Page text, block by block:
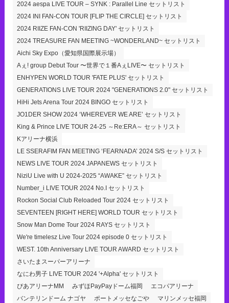
2024 aespa LIVE TOUR – SYNK : Parallel Line セットリスト
2024 INI FAN-CON TOUR [FLIP THE CIRCLE] セットリスト
2024 RIIZE FAN-CON 'RIIZING DAY' セットリスト
2024 TREASURE FAN MEETING ~WONDERLAND~ セットリスト
Aichi Sky Expo（愛知県国際展示場）
Aぇ! group Debut Tour 〜世界で１番AぇLIVE〜 セットリスト
ENHYPEN WORLD TOUR 'FATE PLUS' セットリスト
GENERATIONS LIVE TOUR 2024 "GENERATIONS 2.0" セットリスト
HiHi Jets Arena Tour 2024 BINGO セットリスト
JO1DER SHOW 2024 ‘WHEREVER WE ARE’ セットリスト
King & Prince LIVE TOUR 24-25 ～Re:ERA～ セットリスト
Kアリーナ横浜
LE SSERAFIM FAN MEETING ‘FEARNADA’ 2024 S/S セットリスト
NEWS LIVE TOUR 2024 JAPANEWS セットリスト
NiziU Live with U 2024-2025 “AWAKE” セットリスト
Number_i LIVE TOUR 2024 No.I セットリスト
Rockon Social Club Reloaded Tour 2024 セットリスト
SEVENTEEN [RIGHT HERE] WORLD TOUR セットリスト
Snow Man Dome Tour 2024 RAYS セットリスト
We're timelesz Live Tour 2024 episode 0 セットリスト
WEST. 10th Anniversary LIVE TOUR AWARD セットリスト
さいたまスーパーアリーナ
なにわ男子 LIVE TOUR 2024 '+Alpha' セットリスト
ぴあアリーナMM
みずほPayPayドーム福岡
エコパアリーナ
バンテリンドーム ナゴヤ
ポートメッセなごや
マリンメッセ福岡